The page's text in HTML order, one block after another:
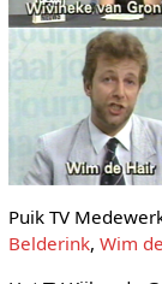
Puik TV
Belderink, Wim